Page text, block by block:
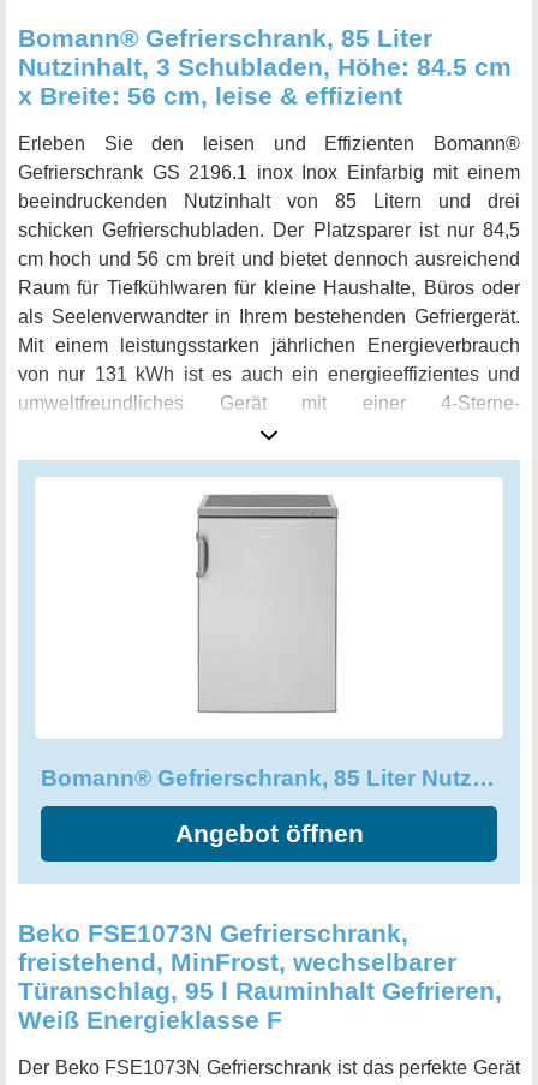
Raum. Mit dem Hisense FV191N4AW2 Gefrierschrank
legen Sie sich ein zuverlässiges und komfortables Gerät
zu, das Ihnen das Gefrieren deutlich einfacher und
angenehmer machen wird.
Bomann® Gefrierschrank, 85 Liter
Nutzinhalt, 3 Schubladen, Höhe: 84.5 cm
x Breite: 56 cm, leise & effizient
Erleben Sie den leisen und Effizienten Bomann®
Gefrierschrank GS 2196.1 inox Inox Einfarbig mit einem
beeindruckenden Nutzinhalt von 85 Litern und drei
schicken Gefrierschubladen. Der Platzsparer ist nur 84,5
cm hoch und 56 cm breit und bietet dennoch ausreichend
Raum für Tiefkühlwaren für kleine Haushalte, Büros oder
als Seelenverwandter in Ihrem bestehenden Gefriergerät.
Mit einem leistungsstarken jährlichen Energieverbrauch
von nur 131 kWh ist es auch ein energieeffizientes und
umweltfreundliches Gerät mit einer 4-Sterne-
Kennzeichnung für eine optimale Kühlung. Mit einer
Inklusiv-Eiswürfelschale ist der Bomann GS 2196.1 auch
der perfekte Freund für erfrischende Getränke. Der
wechselbare Türanschlag und justierbare Standfüße
bieten den Komfort und die Anpassungsfähigkeit, die Sie in
Ihrer Küche erwarten, und mit einem externen Griff ist
Bomann® Gefrierschrank, 85 Liter Nutzinhalt, 3 Schubladen
Angebot öffnen
Beko FSE1073N Gefrierschrank,
freistehend, MinFrost, wechselbarer
Türanschlag, 95 l Rauminhalt Gefrieren,
Weiß Energieklasse F
Der Beko FSE1073N Gefrierschrank ist das perfekte Gerät